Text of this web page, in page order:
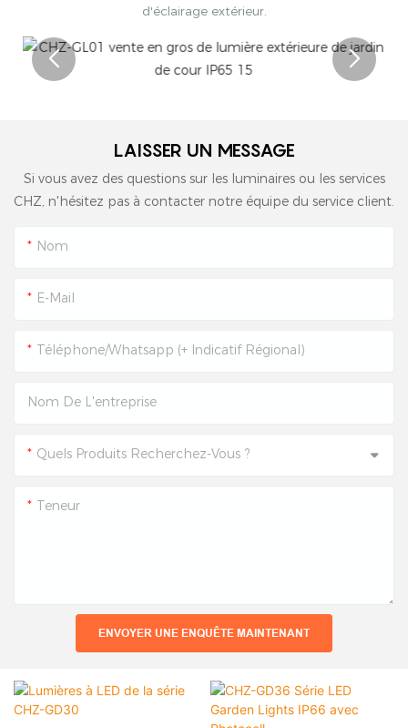
d'éclairage extérieur.
LAISSER UN MESSAGE
Si vous avez des questions sur les luminaires ou les services
CHZ, n'hésitez pas à contacter notre équipe du service client.
Nom
E-Mail
Téléphone/Whatsapp (+ Indicatif Régional)
Nom De L'entreprise
Quels Produits Recherchez-Vous ?
Teneur
ENVOYER UNE ENQUÊTE MAINTENANT